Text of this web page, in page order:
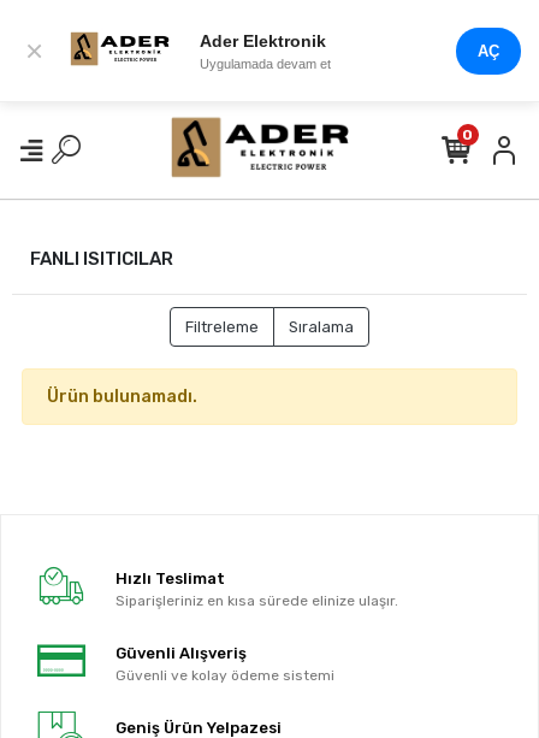
× Ader Elektronik
Uygulamada devam et
AÇ
0
FANLI ISITICILAR
Filtreleme Sıralama
Ürün bulunamadı.
Hızlı Teslimat
Siparişleriniz en kısa sürede elinize ulaşır.
Güvenli Alışveriş
Güvenli ve kolay ödeme sistemi
Geniş Ürün Yelpazesi